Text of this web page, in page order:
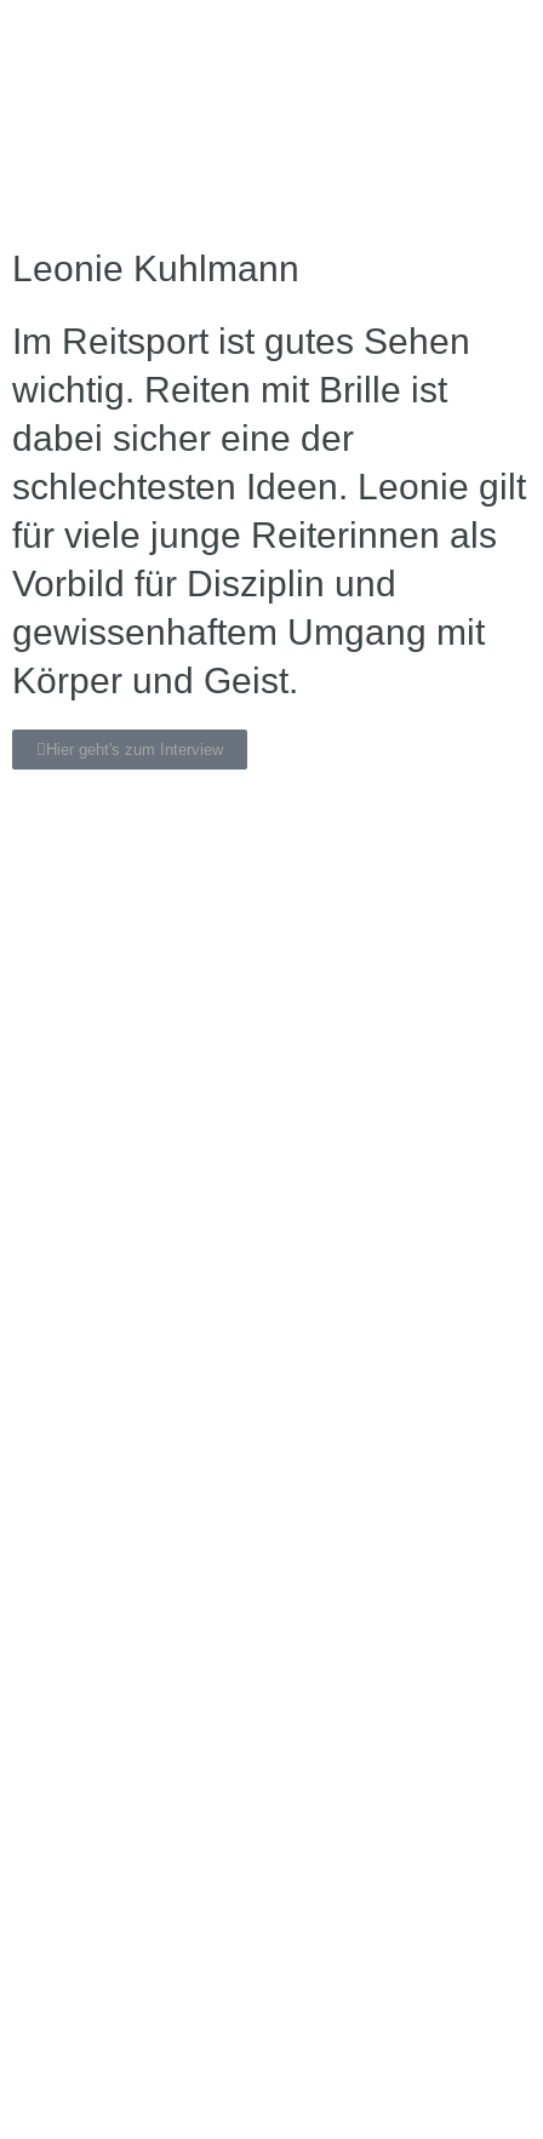
Leonie Kuhlmann
Im Reitsport ist gutes Sehen
wichtig. Reiten mit Brille ist
dabei sicher eine der
schlechtesten Ideen. Leonie gilt
für viele junge Reiterinnen als
Vorbild für Disziplin und
gewissenhaftem Umgang mit
Körper und Geist.
Hier geht's zum Interview